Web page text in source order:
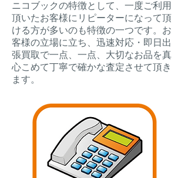
ニコブックの特徴として、一度ご利用
頂いたお客様にリピーターになって頂
ける方が多いのも特徴の一つです。お
客様の立場に立ち、迅速対応・即日出
張買取で一点、一点、大切なお品を真
心こめて丁寧で確かな査定させて頂き
ます。